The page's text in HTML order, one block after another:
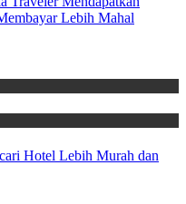
Lebih Mahal
Hotel Lebih Murah dan